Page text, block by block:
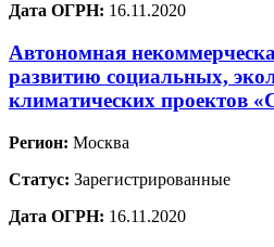
Дата ОГРН: 16.11.2020
Автономная
развитию социальных,
климатических проектов
Регион: Москва
Статус: Зарегистрированные
Дата ОГРН: 16.11.2020